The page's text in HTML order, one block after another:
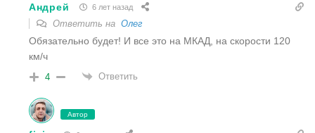
Андрей 6 лет назад
Ответить на Олег
Обязательно будет! И все это на МКАД, на скорости 120
км/ч
4 Ответить
Автор